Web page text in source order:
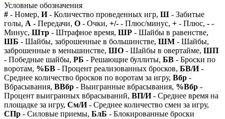
Условные обозначения
# - Номер, И- Количество проведенных игр, Ш - Забитые
голы, А - Передачи, О - Очки, +/- - Плюс/минус, + - Плюс, - -
Минус, Штр - Штрафное время, ШР - Шайбы в равенстве,
ШБ - Шайбы, заброшенные в большинстве, ШМ - Шайбы,
заброшенные в меньшинстве, ШО - Шайбы в овертайме, ШП
- Победные шайбы, РБ - Решающие буллиты, БВ - Броски по
воротам, %БВ - Процент реализованных бросков, БВ/И-
Среднее количество бросков по воротам за игру, Вбр -
Вбрасывания, ВВбр - Выигранные вбрасывания, %Вбр -
Процент выигранных вбрасываний, ВП/И- Среднее время на
площадке за игру, См/И- Среднее количество смен за игру,
СПр - Силовые приемы, БлБ - Блокированные броски